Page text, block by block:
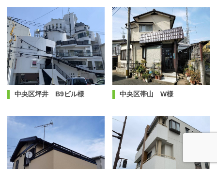
中央区坪井 B9ビル様 中央区帯山 W様